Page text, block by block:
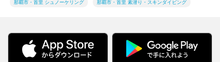
那覇市・首里 シュノーケリング 那覇市・首里 素潜り・スキンダイビング